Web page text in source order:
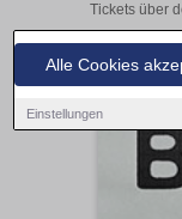
Alle Cookies
Einstellungen
Tickets über